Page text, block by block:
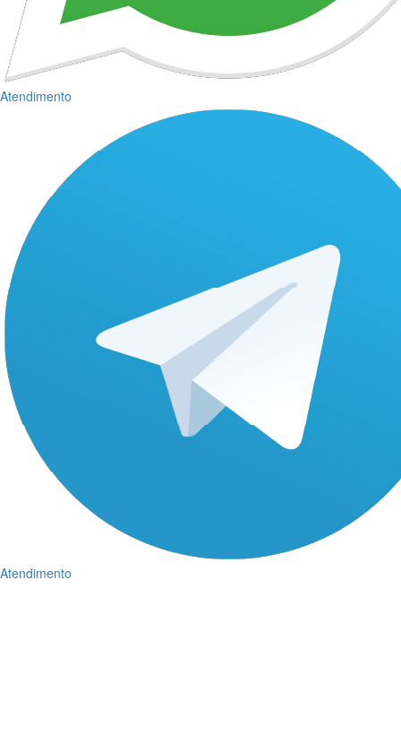
Atendimento
Atendimento